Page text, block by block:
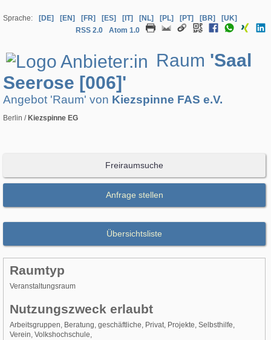
Sprache: [DE] [EN] [FR] [ES] [IT] [NL] [PL] [PT] [BR]
[UK]
RSS 2.0
Atom 1.0
Raum 'Saal
Seerose [006]'
Angebot 'Raum' von Kiezspinne FAS e.V.
Berlin / Kiezspinne EG
Freiraumsuche
Anfrage stellen
Übersichtsliste
Raumtyp
Veranstaltungsraum
Nutzungszweck erlaubt
Arbeitsgruppen, Beratung, geschäftliche, Privat, Projekte, Selbsthilfe,
Verein, Volkshochschule,